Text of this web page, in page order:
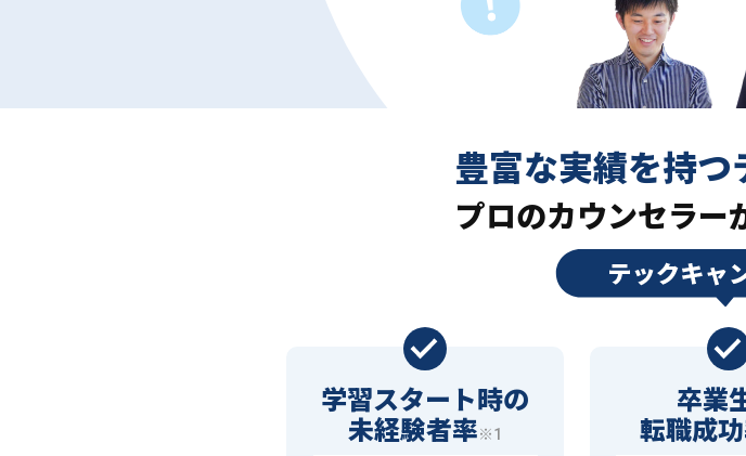
豊富な実績を持つ
プロのカウンセラー
学習スタート時の
未経験者率※1
卒業
転職成